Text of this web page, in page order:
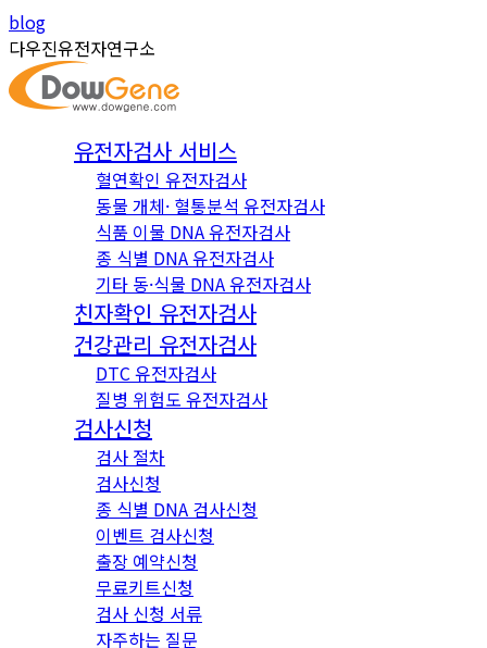
Skip
to
content
Instagram
page
opens
in
YouTube
page
opens
in
blog
다우진유전자연구소
유전자검사 서비스
혈연확인 유전자검사
동물 개체· 혈통분석 유전자검사
식품 이물 DNA 유전자검사
종 식별 DNA 유전자검사
기타 동·식물 DNA 유전자검사
친자확인 유전자검사
건강관리 유전자검사
DTC 유전자검사
질병 위험도 유전자검사
검사신청
검사 절차
검사신청
종 식별 DNA 검사신청
이벤트 검사신청
출장 예약신청
무료키트신청
검사 신청 서류
자주하는 질문